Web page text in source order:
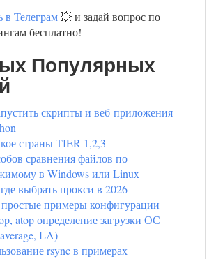
Телеграм💥 и задай вопрос по
бесплатно!
Популярных
скрипты и веб-приложения
страны TIER 1,2,3
сравнения файлов по
в Windows или Linux
выбрать прокси в 2026
примеры конфигурации
atop определение загрузки ОС
LA)
rsync в примерах